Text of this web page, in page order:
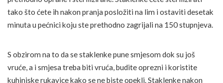
tako što ćete ih nakon pranja posložiti na lim i ostaviti desetak
minuta u pećnici koju ste prethodno zagrijali na 150 stupnjeva.
S obzirom na to da se staklenke pune smjesom dok su još
vruće, a i smjesa treba biti vruća, budite oprezni i koristite
kuhinjske rukavice kako se ne biste opekli. Staklenke nakon